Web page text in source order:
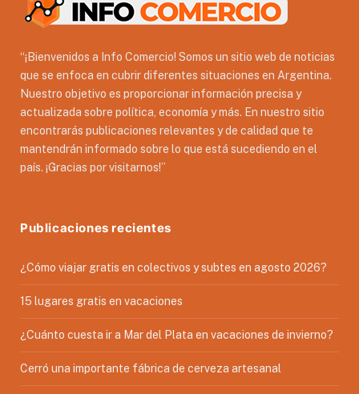
“¡Bienvenidos a Info Comercio! Somos un sitio web de noticias
que se enfoca en cubrir diferentes situaciones en Argentina.
Nuestro objetivo es proporcionar información precisa y
actualizada sobre política, economía y más. En nuestro sitio
encontrarás publicaciones relevantes y de calidad que te
mantendrán informado sobre lo que está sucediendo en el
país. ¡Gracias por visitarnos!”
Publicaciones recientes
¿Cómo viajar gratis en colectivos y subtes en agosto 2026?
15 lugares gratis en vacaciones
¿Cuánto cuesta ir a Mar del Plata en vacaciones de invierno?
Cerró una importante fábrica de cerveza artesanal